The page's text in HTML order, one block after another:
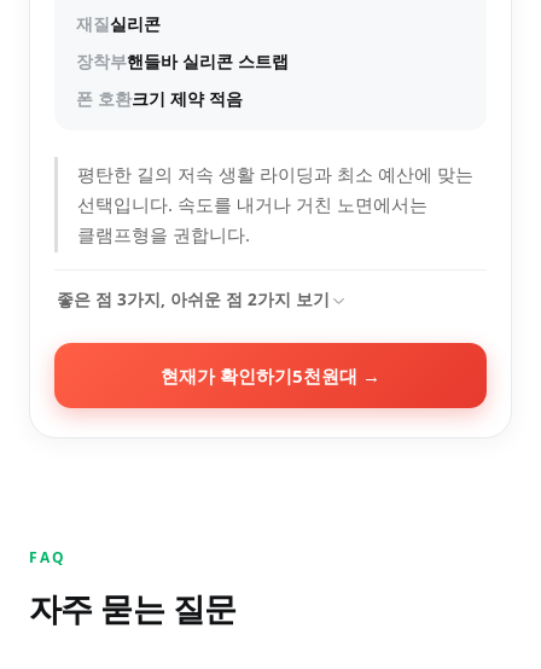
재질실리콘
장착부핸들바 실리콘 스트랩
폰 호환크기 제약 적음
평탄한 길의 저속 생활 라이딩과 최소 예산에 맞는
선택입니다. 속도를 내거나 거친 노면에서는
클램프형을 권합니다.
좋은 점 3가지, 아쉬운 점 2가지 보기
현재가 확인하기5천원대 →
FAQ
자주 묻는 질문